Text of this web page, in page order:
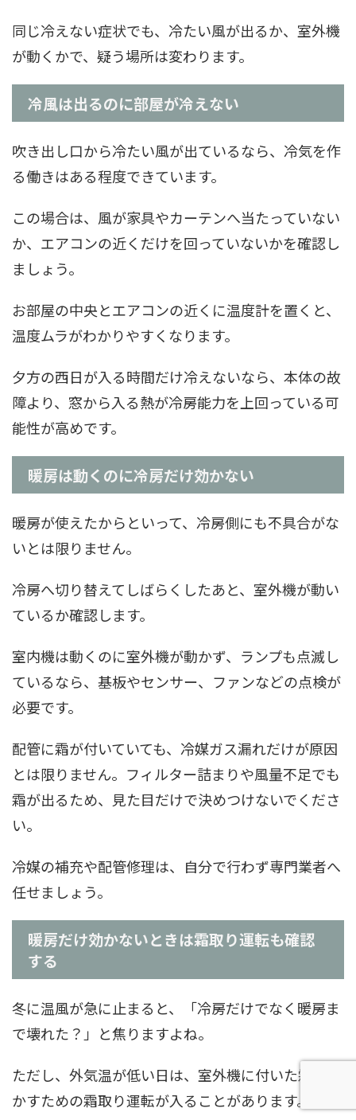
同じ冷えない症状でも、冷たい風が出るか、室外機
が動くかで、疑う場所は変わります。
冷風は出るのに部屋が冷えない
吹き出し口から冷たい風が出ているなら、冷気を作
る働きはある程度できています。
この場合は、風が家具やカーテンへ当たっていない
か、エアコンの近くだけを回っていないかを確認し
ましょう。
お部屋の中央とエアコンの近くに温度計を置くと、
温度ムラがわかりやすくなります。
夕方の西日が入る時間だけ冷えないなら、本体の故
障より、窓から入る熱が冷房能力を上回っている可
能性が高めです。
暖房は動くのに冷房だけ効かない
暖房が使えたからといって、冷房側にも不具合がな
いとは限りません。
冷房へ切り替えてしばらくしたあと、室外機が動い
ているか確認します。
室内機は動くのに室外機が動かず、ランプも点滅し
ているなら、基板やセンサー、ファンなどの点検が
必要です。
配管に霜が付いていても、冷媒ガス漏れだけが原因
とは限りません。フィルター詰まりや風量不足でも
霜が出るため、見た目だけで決めつけないでくださ
い。
冷媒の補充や配管修理は、自分で行わず専門業者へ
任せましょう。
暖房だけ効かないときは霜取り運転も確認
する
冬に温風が急に止まると、「冷房だけでなく暖房ま
で壊れた？」と焦りますよね。
ただし、外気温が低い日は、室外機に付いた霜を溶
かすための霜取り運転が入ることがあります。